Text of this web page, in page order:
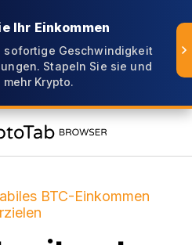
Ihr Einkommen
sofortige Geschwindigkeit
Stapeln Sie sie und
Krypto.
BTC-Einkommen